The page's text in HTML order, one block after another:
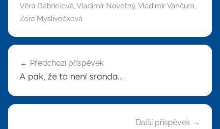
Věra Gabrielová,Vladimír Novotný,Vladimír Vančura,
Zora Myslivečková
Navigace
pro
příspěvek
Předchozí příspěvek
A pak, že to není sranda…
Další příspěvek